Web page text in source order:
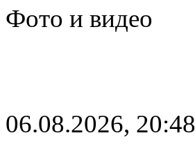
Фото и видео
06.08.2026, 20:48